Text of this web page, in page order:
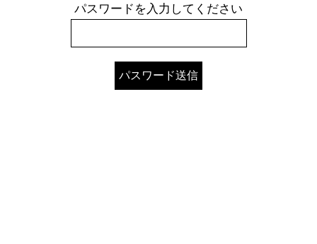
パスワードを入力してください